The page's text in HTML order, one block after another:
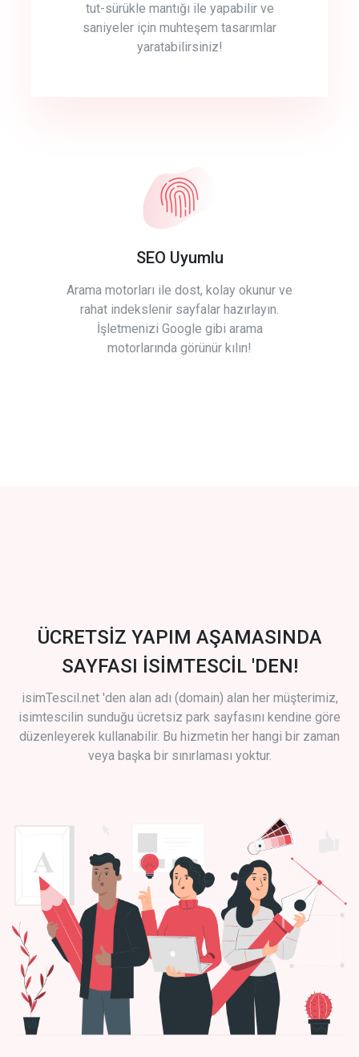
tut-sürükle mantığı ile yapabilir ve
saniyeler için muhteşem tasarımlar
yaratabilirsiniz!
SEO Uyumlu
Arama motorları ile dost, kolay okunur ve
rahat indekslenir sayfalar hazırlayın.
İşletmenizi Google gibi arama
motorlarında görünür kılın!
ÜCRETSİZ YAPIM AŞAMASINDA
SAYFASI İSİMTESCİL 'DEN!
isimTescil.net 'den alan adı (domain) alan her müşterimiz,
isimtescilin sunduğu ücretsiz park sayfasını kendine göre
düzenleyerek kullanabilir. Bu hizmetin her hangi bir zaman
veya başka bir sınırlaması yoktur.